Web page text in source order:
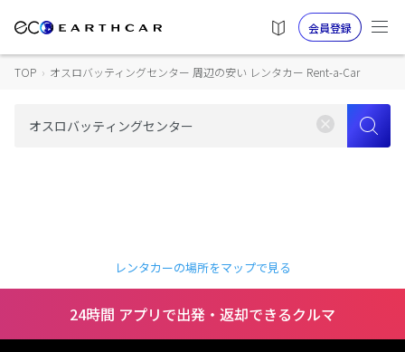
会員登録
TOP › オスロバッティングセンター 周辺の安い レンタカー Rent-a-Car
レンタカーの場所をマップで見る
24時間 アプリで出発・返却できるクルマ